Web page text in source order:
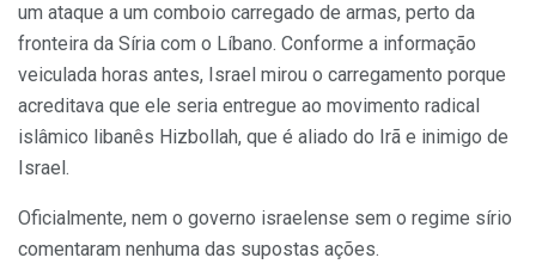
um ataque a um comboio carregado de armas, perto da
fronteira da Síria com o Líbano. Conforme a informação
veiculada horas antes, Israel mirou o carregamento porque
acreditava que ele seria entregue ao movimento radical
islâmico libanês Hizbollah, que é aliado do Irã e inimigo de
Israel.
Oficialmente, nem o governo israelense sem o regime sírio
comentaram nenhuma das supostas ações.